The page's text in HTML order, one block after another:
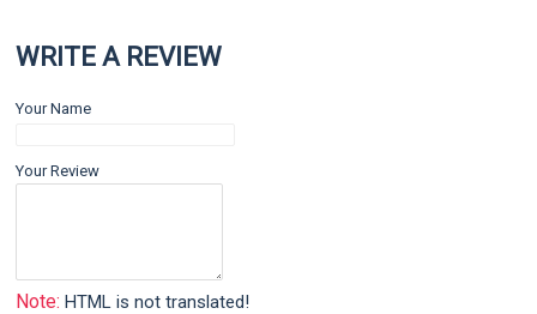
WRITE A REVIEW
Your Name
Your Review
Note: HTML is not translated!